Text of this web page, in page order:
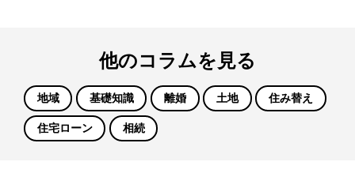
他のコラムを見る
地域 基礎知識 離婚 土地 住み替え
住宅ローン 相続